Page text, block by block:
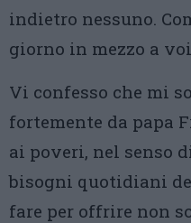
indietro nessuno.
giorno in mezzo a
Vi confesso che mi
fortemente da papa
ai poveri, nel senso
bisogni quotidiani
fare per offrire non